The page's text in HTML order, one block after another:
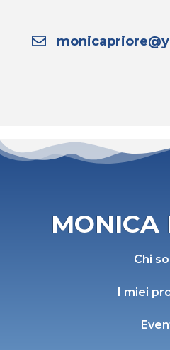
MONICA
Chi
I miei